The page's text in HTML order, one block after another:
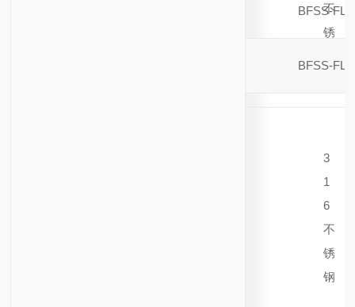
不
锈
3
1
6
不
锈
钢
BFSS-
BFSS-